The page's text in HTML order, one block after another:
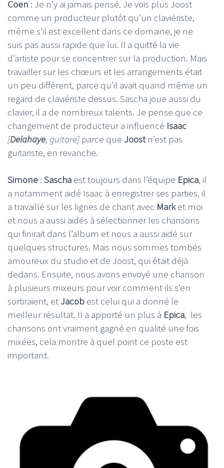
Coen : Je n’y ai jamais pensé. Je vois plus Joost
comme un producteur plutôt qu’un claviériste,
même s’il est excellent dans ce domaine, je ne
suis pas aussi rapide que lui. Il a quitté la vie
d’artiste pour se concentrer sur la production. Mais
travailler sur les chœurs et les arrangements était
un peu différent, parce qu’il avait quand même un
regard de claviériste dessus. Sascha joue aussi du
clavier, il a de nombreux talents. Je pense que ce
changement de producteur a influencé Isaac
[Delahaye, guitare] parce que Joost n’est pas
guitariste, en revanche.
Simone : Sascha est toujours dans l’équipe Epica, il
a notamment aidé Isaac à enregistrer ses parties, il
a travaillé sur les lignes de chant avec Market moi
et nous a aussi aidés à sélectionner les chansons
qui finirait dans l’album et nous a aussi aidé sur
quelques structures. Mais nous sommes tombés
amoureux du studio et de Joost, qui était déjà
dedans. Ensuite, nous avons envoyé une chanson
à plusieurs mixeurs pour voir comment ils s’en
sortiraient, etJacob est celui qui a donné le
meilleur résultat. Il a apporté un plus à Epica, les
chansons ont vraiment gagné en qualité une fois
mixées, cela montre à quel point ce poste est
important.